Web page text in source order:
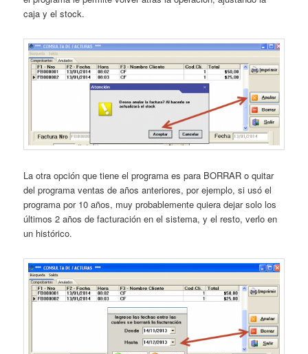
caja y el stock.
La otra opción que tiene el programa es para BORRAR o quitar
del programa ventas de años anteriores, por ejemplo, si usó el
programa por 10 años, muy probablemente quiera dejar solo los
últimos 2 años de facturación en el sistema, y el resto, verlo en
un histórico.